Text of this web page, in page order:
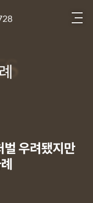
벌 우려됐지만